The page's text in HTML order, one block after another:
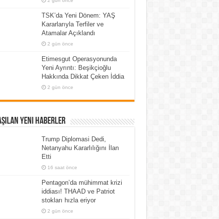
TSK’da Yeni Dönem: YAŞ
Kararlarıyla Terfiler ve
Atamalar Açıklandı
2 gün önce
Etimesgut Operasyonunda
Yeni Ayrıntı: Beşikçioğlu
Hakkında Dikkat Çeken İddia
2 gün önce
Yeni Haberler
Trump Diplomasi Dedi,
Netanyahu Kararlılığını İlan
Etti
16 saat önce
Pentagon’da mühimmat krizi
iddiası! THAAD ve Patriot
stokları hızla eriyor
2 gün önce